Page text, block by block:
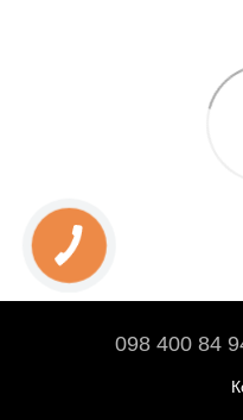
098 400 84